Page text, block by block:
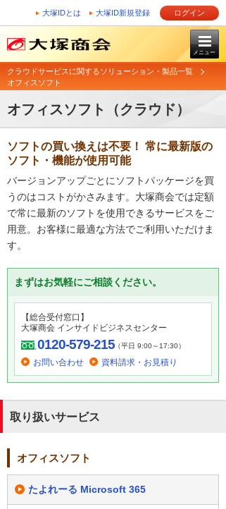
大塚IDとは 大塚ID新規登録 ログイン
メニュー
クラウドサービスに関するソリューション・製品一覧
オフィスソフト
オフィスソフト（クラウド）
ソフトの買い換えは不要！ 常に最新版の
ソフト・機能が使用可能
バージョンアップごとにソフトパッケージを買
うのはコストがかさみます。大塚商会では定額
で常に最新のソフトを使用できるサービスをご
用意。お客様に最適な方法でご利用いただけま
す。
まずはお気軽にご相談ください。
【総合受付窓口】
大塚商会 インサイドビジネスセンター
0120-579-215（平日 9:00～17:30）
お問い合わせ 資料請求・お見積り
取り扱いサービス
オフィスソフト
たよれーる Microsoft 365